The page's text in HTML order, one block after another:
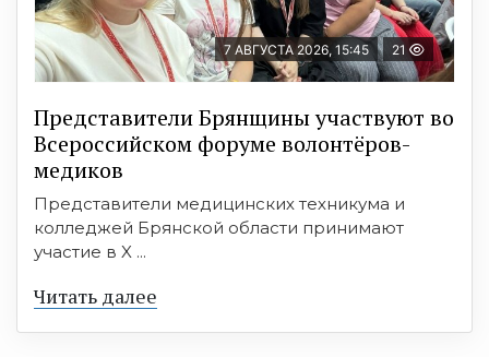
7 АВГУСТА 2026, 15:45 21
Представители Брянщины участвуют во
Всероссийском форуме волонтёров-
медиков
Представители медицинских техникума и
колледжей Брянской области принимают
участие в X ...
Читать далее